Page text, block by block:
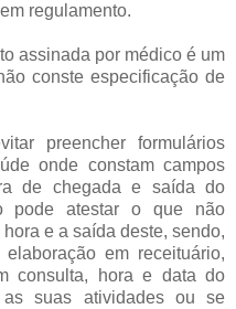
regulamento.
assinada por médico é um
conste especificação de
preencher formulários
onde constam campos
de chegada e saída do
pode atestar o que não
e a saída deste, sendo,
em receituário,
consulta, hora e data do
suas atividades ou se